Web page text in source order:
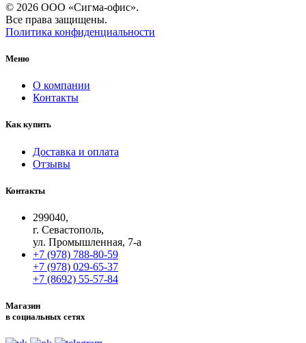
© 2026 ООО «Сигма-офис».
Все права защищены.
Политика конфиденциальности
Меню
О компании
Контакты
Как купить
Доставка и оплата
Отзывы
Контакты
299040,
г. Севастополь,
ул. Промышленная, 7-а
+7 (978) 788-80-59
+7 (978) 029-65-37
+7 (8692) 55-57-84
Магазин
в социальных сетях